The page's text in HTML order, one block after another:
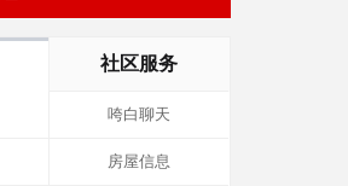
社区服务
咵白聊天
房屋信息